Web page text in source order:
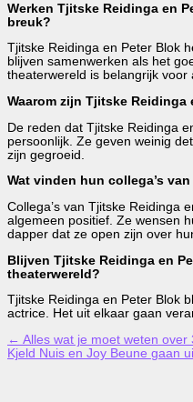
Werken Tjitske Reidinga en
breuk?
Tjitske Reidinga en Peter Blok
blijven samenwerken als het
theaterwereld is belangrijk voor
Waarom zijn Tjitske Reidinga
De reden dat Tjitske Reidinga
persoonlijk. Ze geven weinig
zijn gegroeid.
Wat vinden hun collega’s
Collega’s van Tjitske Reidinga
algemeen positief. Ze wensen
dapper dat ze open zijn over
Blijven Tjitske Reidinga en
theaterwereld?
Tjitske Reidinga en Peter Blok
actrice. Het uit elkaar gaan
← Alles wat je moet weten over
Kjeld Nuis en Joy Beune gaan